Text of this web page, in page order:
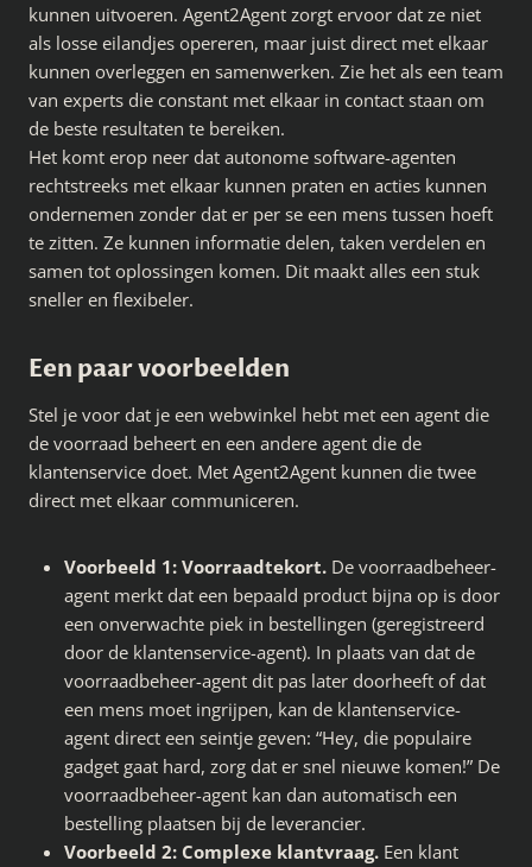
kunnen uitvoeren. Agent2Agent zorgt ervoor dat ze niet
als losse eilandjes opereren, maar juist direct met elkaar
kunnen overleggen en samenwerken. Zie het als een team
van experts die constant met elkaar in contact staan om
de beste resultaten te bereiken.
Het komt erop neer dat autonome software-agenten
rechtstreeks met elkaar kunnen praten en acties kunnen
ondernemen zonder dat er per se een mens tussen hoeft
te zitten. Ze kunnen informatie delen, taken verdelen en
samen tot oplossingen komen. Dit maakt alles een stuk
sneller en flexibeler.
Een paar voorbeelden
Stel je voor dat je een webwinkel hebt met een agent die
de voorraad beheert en een andere agent die de
klantenservice doet. Met Agent2Agent kunnen die twee
direct met elkaar communiceren.
Voorbeeld 1: Voorraadtekort. De voorraadbeheer-
agent merkt dat een bepaald product bijna op is door
een onverwachte piek in bestellingen (geregistreerd
door de klantenservice-agent). In plaats van dat de
voorraadbeheer-agent dit pas later doorheeft of dat
een mens moet ingrijpen, kan de klantenservice-
agent direct een seintje geven: “Hey, die populaire
gadget gaat hard, zorg dat er snel nieuwe komen!” De
voorraadbeheer-agent kan dan automatisch een
bestelling plaatsen bij de leverancier.
Voorbeeld 2: Complexe klantvraag. Een klant